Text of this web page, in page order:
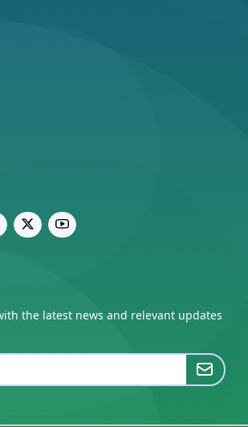
the latest news and relevant updates